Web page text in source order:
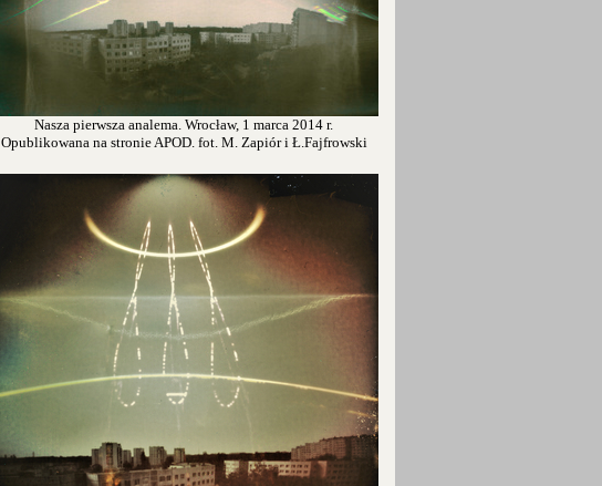
Nasza pierwsza analema. Wrocław, 1 marca 2014 r.
Opublikowana na stronie APOD. fot. M. Zapiór i Ł.Fajfrowski